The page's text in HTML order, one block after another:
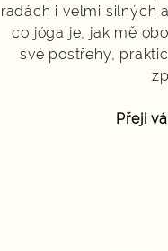
radách i velmi silných
co jóga je, jak mě
své postřehy,
Přeji